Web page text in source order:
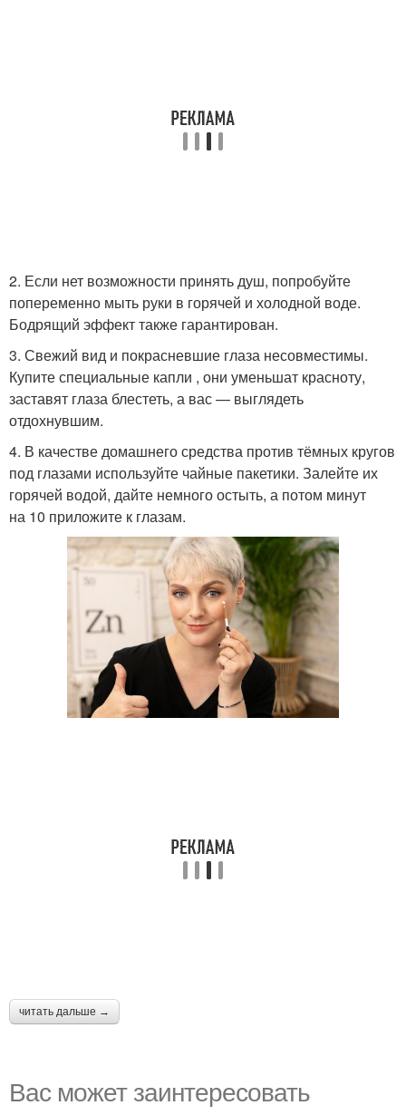
2. Если нет возможности принять душ, попробуйте
попеременно мыть руки в горячей и холодной воде.
Бодрящий эффект также гарантирован.
3. Свежий вид и покрасневшие глаза несовместимы.
Купите специальные капли , они уменьшат красноту,
заставят глаза блестеть, а вас — выглядеть
отдохнувшим.
4. В качестве домашнего средства против тёмных кругов
под глазами используйте чайные пакетики. Залейте их
горячей водой, дайте немного остыть, а потом минут
на 10 приложите к глазам.
читать дальше →
Вас может заинтересовать